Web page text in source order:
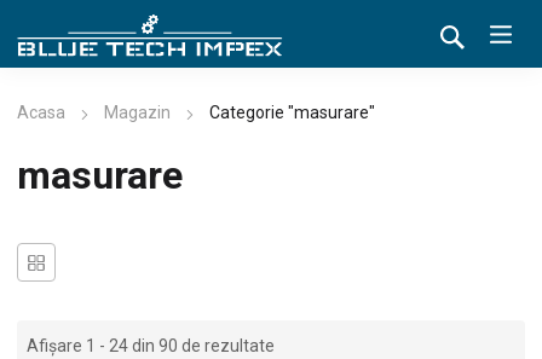
Acasa Magazin Categorie "masurare"
masurare
Afișare 1 - 24 din 90 de rezultate